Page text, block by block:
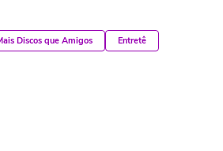
Discos que Amigos Entretê